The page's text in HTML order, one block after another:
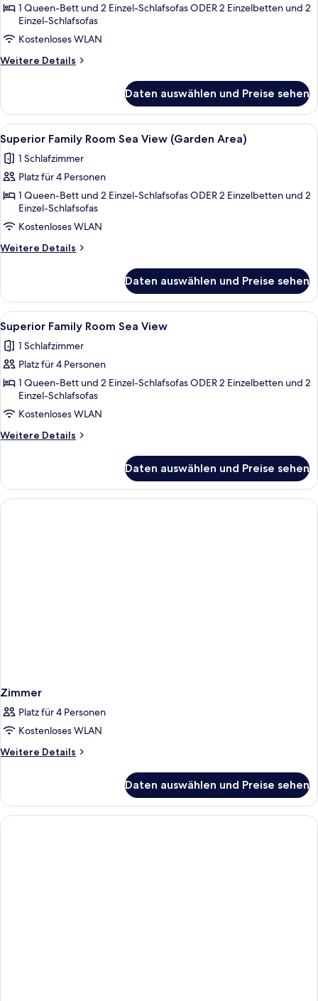
Up
Sea
View
anzeigen
1 Queen-Bett und 2 Einzel-Schlafsofas ODER 2 Einzelbetten und 2
Einzel-Schlafsofas
Kostenloses WLAN
Weitere Details
Weitere
Room
Swim
Up
Sea
View
Daten auswählen und Preise sehen
Alle
Fotos
für
Superior
Family
Room
Sea
View
anzeigen
Superior Family Room Sea View
5
Superior Family Room Sea View (Garden Area)
1 Schlafzimmer
Platz für 4 Personen
1 Queen-Bett und 2 Einzel-Schlafsofas ODER 2 Einzelbetten und 2
Einzel-Schlafsofas
Kostenloses WLAN
Weitere Details
Weitere
Family
Room
Sea
View
(Garden
Area)
Daten auswählen und Preise sehen
Alle
Fotos
für
Superior
Family
Room
Sea
View
Superior Family Room Sea View |
5
Superior Family Room Sea View
1 Schlafzimmer
Platz für 4 Personen
1 Queen-Bett und 2 Einzel-Schlafsofas ODER 2 Einzelbetten und 2
Einzel-Schlafsofas
Kostenloses WLAN
Weitere Details
Weitere
Family
Room
Sea
Daten auswählen und Preise sehen
Zimmer
Platz für 4 Personen
Kostenloses WLAN
Weitere Details
Weitere
Daten auswählen und Preise sehen